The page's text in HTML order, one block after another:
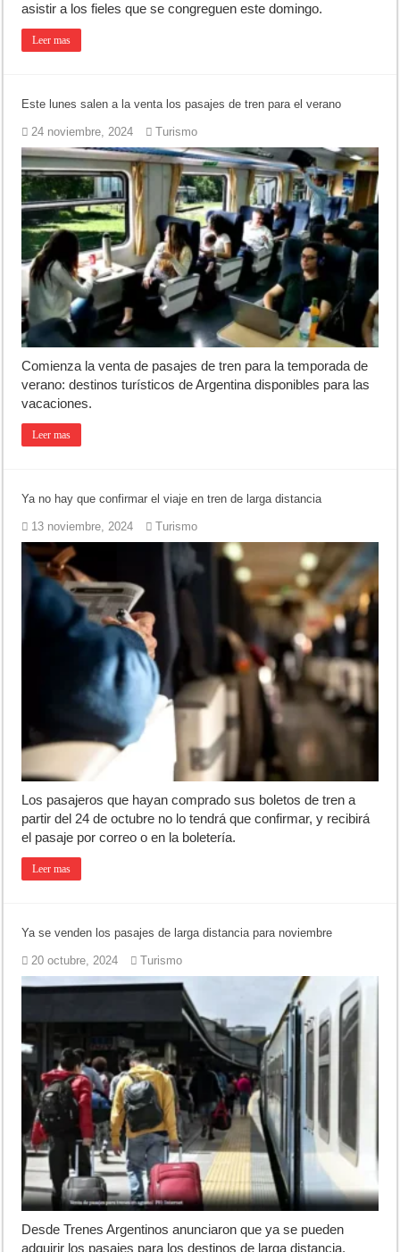
asistir a los fieles que se congreguen este domingo.
Leer mas
Este lunes salen a la venta los pasajes de tren para el verano
24 noviembre, 2024 Turismo
Comienza la venta de pasajes de tren para la temporada de
verano: destinos turísticos de Argentina disponibles para las
vacaciones.
Leer mas
Ya no hay que confirmar el viaje en tren de larga distancia
13 noviembre, 2024 Turismo
Los pasajeros que hayan comprado sus boletos de tren a
partir del 24 de octubre no lo tendrá que confirmar, y recibirá
el pasaje por correo o en la boletería.
Leer mas
Ya se venden los pasajes de larga distancia para noviembre
20 octubre, 2024 Turismo
Desde Trenes Argentinos anunciaron que ya se pueden
adquirir los pasajes para los destinos de larga distancia.